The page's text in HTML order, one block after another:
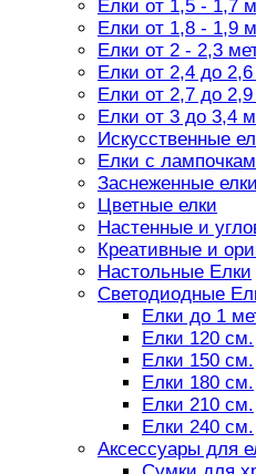
Елки от 1,5 - 1,7
Елки от 1,8 - 1,9
Елки от 2 - 2,3
Елки от 2,4 до
Елки от 2,7 до
Елки от 3 до 3,4
Искусственные
Елки с
Заснеженные елки
Цветные елки
Настенные и
Креативные и
Настольные Елки
Светодиодные
Елки до 1
Елки 120 см.
Елки 150 см.
Елки 180 см.
Елки 210 см.
Елки 240 см.
Аксессуары для